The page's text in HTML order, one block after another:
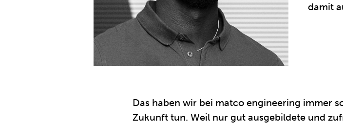
damit
Das haben wir bei matco engineering immer
Zukunft tun. Weil nur gut ausgebildete und